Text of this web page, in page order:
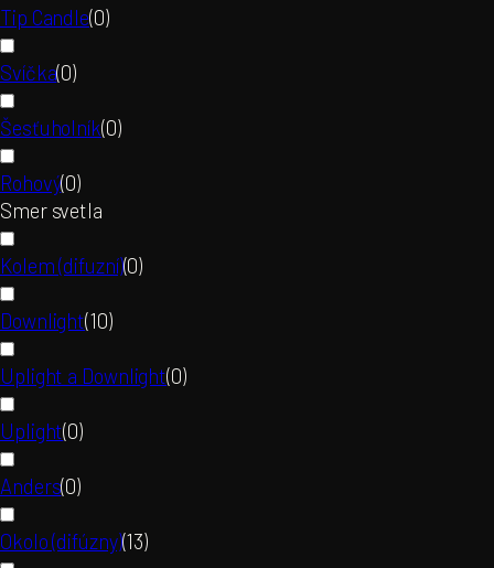
Tip Candle(0)
Svíčka(0)
Šesťuholník(0)
Rohový(0)
Smer svetla
Kolem (difuzní)(0)
Downlight(10)
Uplight a Downlight(0)
Uplight(0)
Anders(0)
Okolo (difúzny)(13)